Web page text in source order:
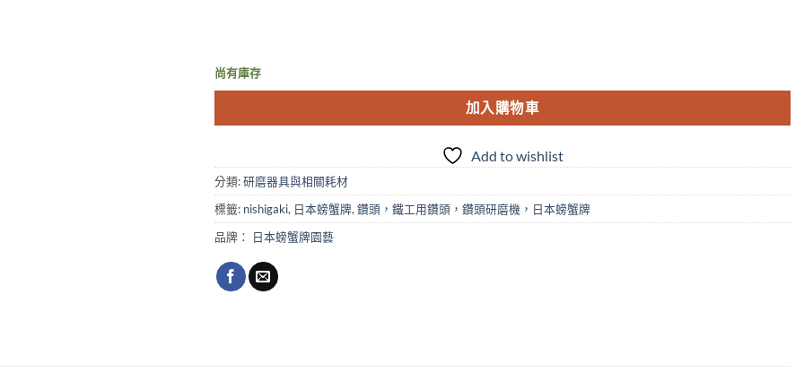
尚有庫存
加入購物車
Add to wishlist
分類:研磨器具與相關耗材
標籤: nishigaki, 日本螃蟹牌, 鑽頭，鐵工用鑽頭，鑽頭研磨機，日本螃蟹牌
品牌：
日本螃蟹牌園藝